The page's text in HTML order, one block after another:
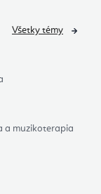
a muzikoterapia
Všetky témy